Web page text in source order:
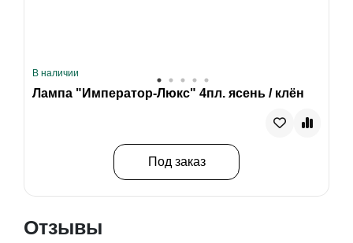
В наличии
Лампа "Император-Люкс" 4пл. ясень / клён
Под заказ
Отзывы